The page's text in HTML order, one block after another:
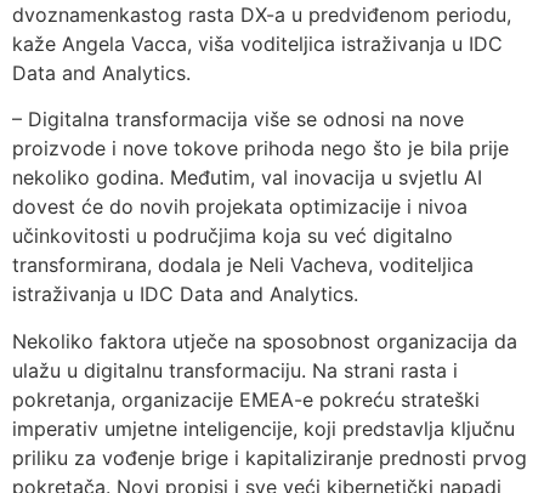
dvoznamenkastog rasta DX-a u predviđenom periodu,
kaže Angela Vacca, viša voditeljica istraživanja u IDC
Data and Analytics.
– Digitalna transformacija više se odnosi na nove
proizvode i nove tokove prihoda nego što je bila prije
nekoliko godina. Međutim, val inovacija u svjetlu AI
dovest će do novih projekata optimizacije i nivoa
učinkovitosti u područjima koja su već digitalno
transformirana, dodala je Neli Vacheva, voditeljica
istraživanja u IDC Data and Analytics.
Nekoliko faktora utječe na sposobnost organizacija da
ulažu u digitalnu transformaciju. Na strani rasta i
pokretanja, organizacije EMEA-e pokreću strateški
imperativ umjetne inteligencije, koji predstavlja ključnu
priliku za vođenje brige i kapitaliziranje prednosti prvog
pokretača. Novi propisi i sve veći kibernetički napadi